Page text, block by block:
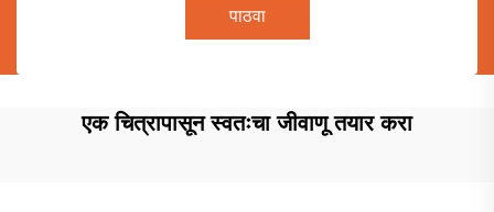
पाठवा
एक चित्रापासून स्वतःचा जीवाणू तयार करा